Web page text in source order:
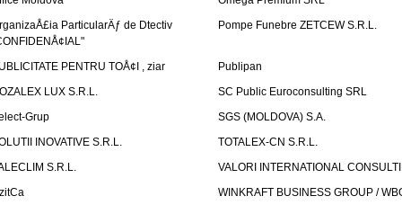
ParticularÄƒ de Dtectiv
Pompe Funebre ZETCEW S.R.L.
PENTRU TOÅ¢I , ziar
Publipan
LUX S.R.L.
SC Public Euroconsulting SRL
Grup
SGS (MOLDOVA) S.A.
INOVATIVE S.R.L.
TOTALEX-CN S.R.L.
S.R.L.
VALORI INTERNATIONAL
WINKRAFT BUSINESS GROUP /